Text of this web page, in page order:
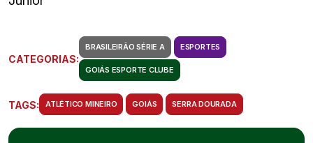
CATEGORIAS:
BRASILEIRÃO SÉRIE A ESPORTES
GOIÁS ESPORTE CLUBE
TAGS: ATLÉTICO MINEIRO GOIÁS SERRA DOURADA